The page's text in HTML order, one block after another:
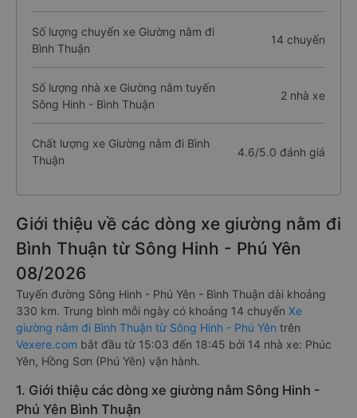
Số lượng chuyến xe Giường nằm đi
Bình Thuận
14 chuyến
Số lượng nhà xe Giường nằm tuyến
Sông Hinh - Bình Thuận
2 nhà xe
Chất lượng xe Giường nằm đi Bình
Thuận
4.6/5.0 đánh giá
Giới thiệu về các dòng xe giường nằm đi
Bình Thuận từ Sông Hinh - Phú Yên
08/2026
Tuyến đường Sông Hinh - Phú Yên - Bình Thuận dài khoảng
330 km. Trung bình mỗi ngày có khoảng 14 chuyến Xe
giường nằm đi Bình Thuận từ Sông Hinh - Phú Yên trên
Vexere.com bắt đầu từ 15:03 đến 18:45 bởi 14 nhà xe: Phúc
Yên, Hồng Sơn (Phú Yên) vận hành.
1. Giới thiệu các dòng xe giường nằm Sông Hinh -
Phú Yên Bình Thuận